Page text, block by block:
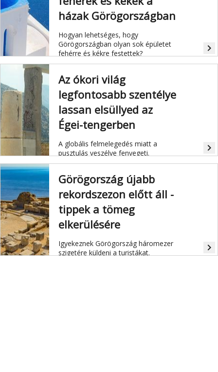
házak Görögországban
Hogyan lehetséges, hogy
Görögországban olyan sok épületet
fehérre és kékre festettek?
navigate_next
Az ókori világ
legfontosabb szentélye
lassan elsüllyed az
Égei-tengerben
A globális felmelegedés miatt a
pusztulás veszélye fenyegeti.
navigate_next
Görögország újabb
rekordszezon előtt áll -
tippek a tömeg
elkerülésére
Igyekeznek Görögország háromezer
szigetére küldeni a turistákat.
navigate_next